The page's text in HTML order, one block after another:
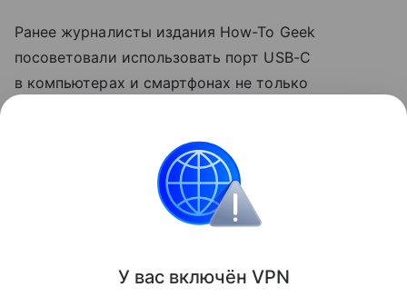
Ранее журналисты издания How-To Geek
посоветовали использовать порт USB-C
в компьютерах и смартфонах не только
скорости и подключаться к мониторам.
Поделиться
У вас включён VPN